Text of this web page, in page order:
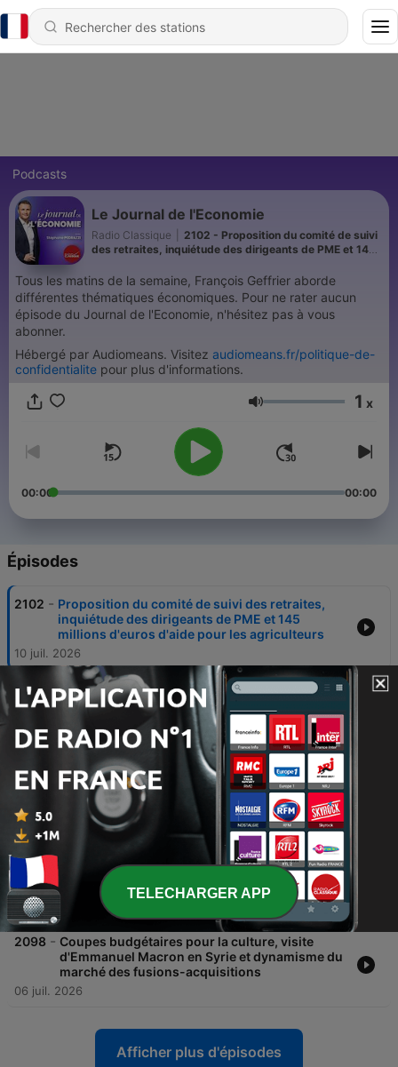
Podcasts
Le Journal de l'Economie
Radio Classique
2102 - Proposition du comité de suivi
des retraites, inquiétude des dirigeants de PME et 145
Tous les matins de la semaine, François Geffrier aborde
différentes thématiques économiques. Pour ne rater aucun
épisode du Journal de l'Economie, n'hésitez pas à vous
abonner.
Hébergé par Audiomeans. Visitez audiomeans.fr/politique-de-
confidentialite pour plus d'informations.
Volume 1 x
00:00 00:00
Épisodes
2102 - Proposition du comité de suivi des retraites,
inquiétude des dirigeants de PME et 145
millions d'euros d'aide pour les agriculteurs
10 juil. 2026
2101 - Dette française, hausse du trafic aérien et
lancement de la nouvelle version d'OpenAI
Annonce d'économies par le gouvernement,
sommet de l'OTAN à Ankara et intelligence
artificielle dans les entreprises occidentales
08 juil. 2026
2099 -
Réunion du comité d'alerte sur les finances
publiques, sommet de l'OTAN à Ankara et
conséquences de la surproduction d'électricité
en France
07 juil. 2026
2098 - Coupes budgétaires pour la culture, visite
d'Emmanuel Macron en Syrie et dynamisme du
marché des fusions-acquisitions
06 juil. 2026
Afficher plus d'épisodes
TELECHARGER APP